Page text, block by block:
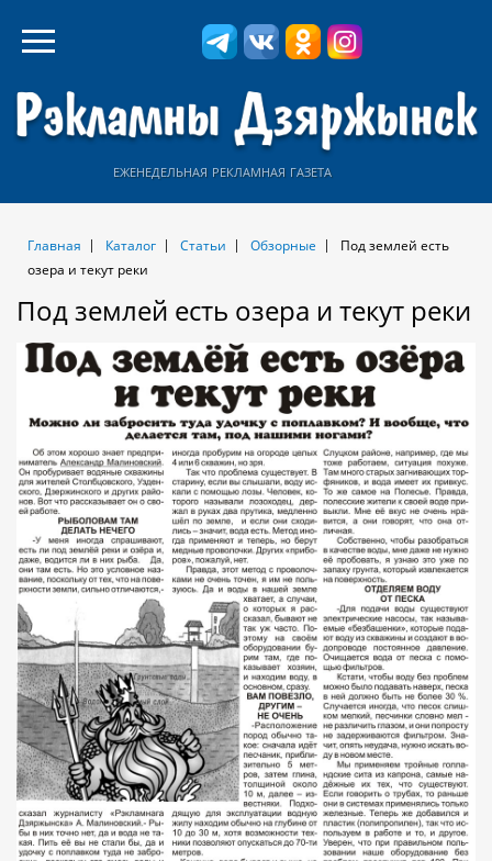
еженедельная рекламная газета
Главная Каталог Статьи Обзорные
Под землeй есть
озeра и текут реки
Под землeй есть озeра и текут реки